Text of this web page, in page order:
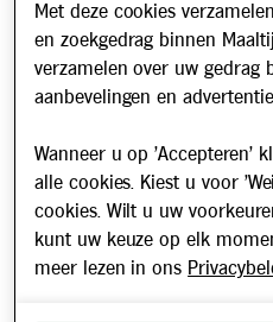
Met deze cookies
en zoekgedrag binnen
verzamelen over uw gedrag
aanbevelingen en
Wanneer u op 'Accepteren'
alle cookies. Kiest u voor
cookies. Wilt u uw
kunt uw keuze op elk
meer lezen in ons